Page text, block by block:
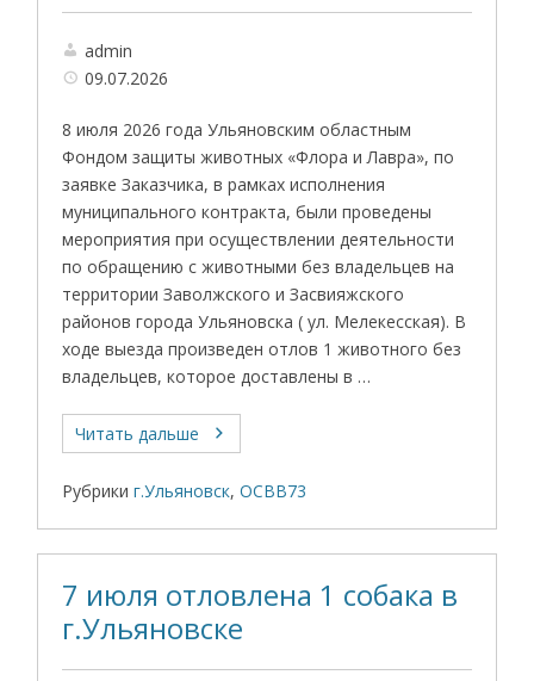
admin
09.07.2026
8 июля 2026 года Ульяновским областным
Фондом защиты животных «Флора и Лавра», по
заявке Заказчика, в рамках исполнения
муниципального контракта, были проведены
мероприятия при осуществлении деятельности
по обращению с животными без владельцев на
территории Заволжского и Засвияжского
районов города Ульяновска ( ул. Мелекесская). В
ходе выезда произведен отлов 1 животного без
владельцев, которое доставлены в …
Читать дальше
Рубрики г.Ульяновск,ОСВВ73
7 июля отловлена 1 собака в
г.Ульяновске